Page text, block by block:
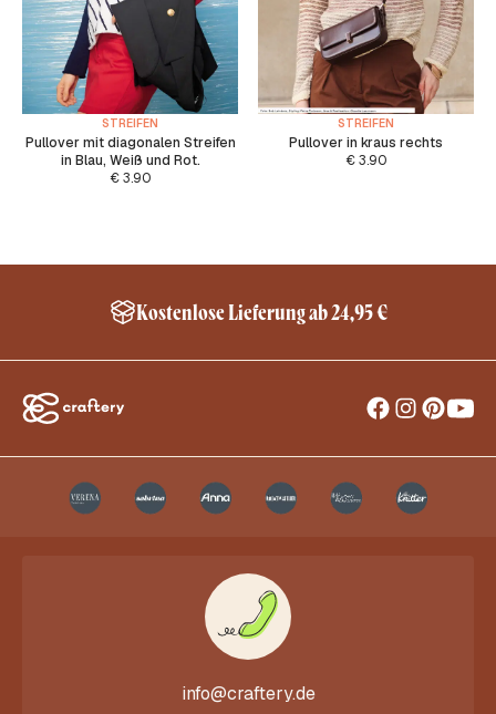
STREIFEN
Pullover mit diagonalen Streifen
in Blau, Weiß und Rot.
€3.90
STREIFEN
Pullover in kraus rechts
€3.90
Kostenlose Lieferung ab 24,95 €
info@craftery.de